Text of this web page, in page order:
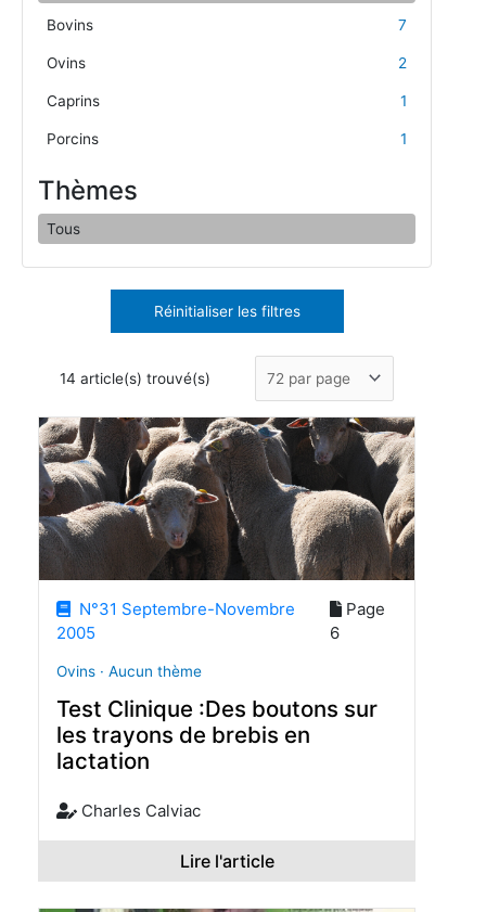
Bovins 7
Ovins 2
Caprins 1
Porcins 1
Thèmes
Tous
Réinitialiser les filtres
14 article(s) trouvé(s)
N°31 Septembre-Novembre
2005
Page
6
Ovins · Aucun thème
Test Clinique :Des boutons sur
les trayons de brebis en
lactation
Charles Calviac
Lire l'article